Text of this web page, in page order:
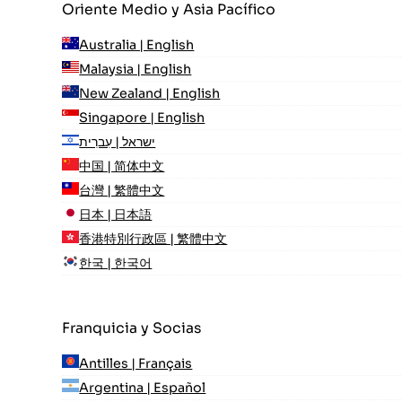
Oriente Medio y Asia Pacífico
Australia | English
Malaysia | English
New Zealand | English
Singapore | English
ישראל | עִברִית
中国 | 简体中文
台灣 | 繁體中文
日本 | 日本語
香港特別行政區 | 繁體中文
한국 | 한국어
Franquicia y Socias
Antilles | Français
Argentina | Español